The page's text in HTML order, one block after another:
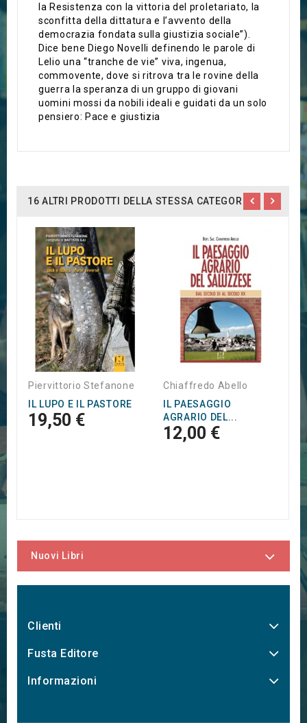
la Resistenza con la vittoria del proletariato, la
sconfitta della dittatura e l’avvento della
democrazia fondata sulla giustizia sociale”).
Dice bene Diego Novelli definendo le parole di
Lelio una “tranche de vie” viva, ingenua,
commovente, dove si ritrova tra le rovine della
guerra la speranza di un gruppo di giovani
uomini mossi da nobili ideali e guidati da un solo
pensiero: Pace e giustizia
16 ALTRI PRODOTTI DELLA STESSA CATEGORIA:
Piervittorio Stefanone
IL LUPO E IL PASTORE
19,50 €
Chiaffredo Abello
IL PAESAGGIO
AGRARIO DEL...
12,00 €
Nuovi Libri
Clienti
Fusta Editore
Informazioni